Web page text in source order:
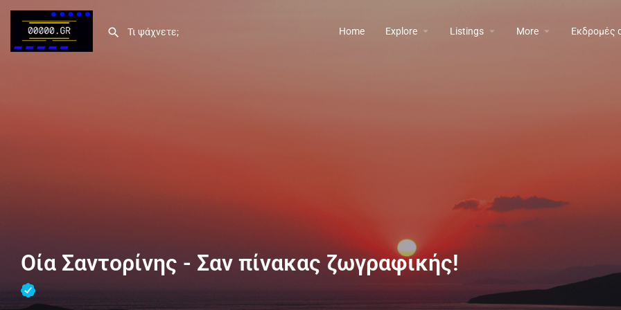
Home Explore Listings More Εκδρομές
Οία Σαντορίνης - Σαν πίνακας ζωγραφικής!